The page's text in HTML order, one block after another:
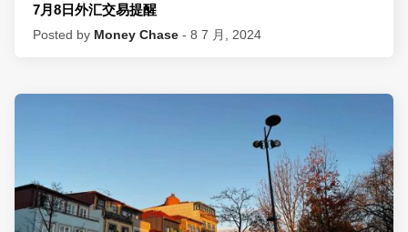
7月8日外汇交易提醒
Posted by Money Chase - 8 7 月, 2024